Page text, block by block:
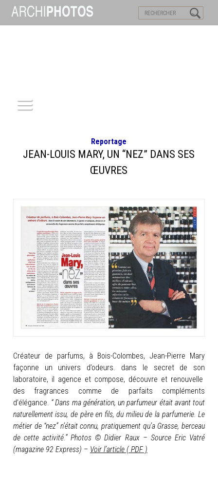
ARCHITECTURE
INFOS
PORTFOLIO
CONTACT
Reportage
JEAN-LOUIS MARY, UN “NEZ” DANS SES
ŒUVRES
Créateur de parfums, à Bois-Colombes, Jean-Pierre Mary
façonne un univers d’odeurs. dans le secret de son
laboratoire, il agence et compose, découvre et renouvelle
des fragrances comme de parfaits compléments
d’élégance. “ Dans ma génération, un parfumeur était avant tout
naturellement issu, de père en fils, du milieu de la parfumerie. Le
métier de “nez” n’était connu, pratiquement qu’a Grasse, berceau
de cette activité.” Photos © Didier Raux – Source Eric Vatré
(magazine 92 Express) – Voir l’article ( PDF )